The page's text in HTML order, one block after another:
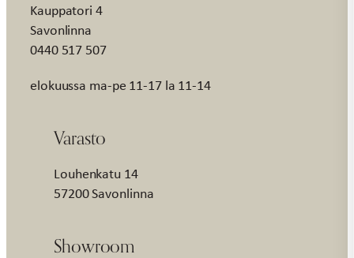
Kauppatori 4
Savonlinna
0440 517 507
elokuussa ma-pe 11-17 la 11-14
Varasto
Louhenkatu 14
57200 Savonlinna
Showroom